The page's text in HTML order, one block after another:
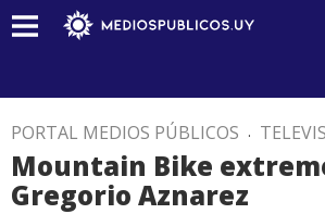
PORTAL MEDIOS PÚBLICOS .
Mountain Bike
Gregorio Aznarez